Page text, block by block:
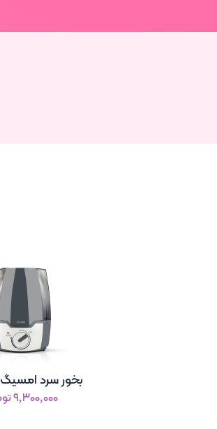
بخور سرد امسیگ US 408
۹٬۳۰۰٬۰۰۰ تومان